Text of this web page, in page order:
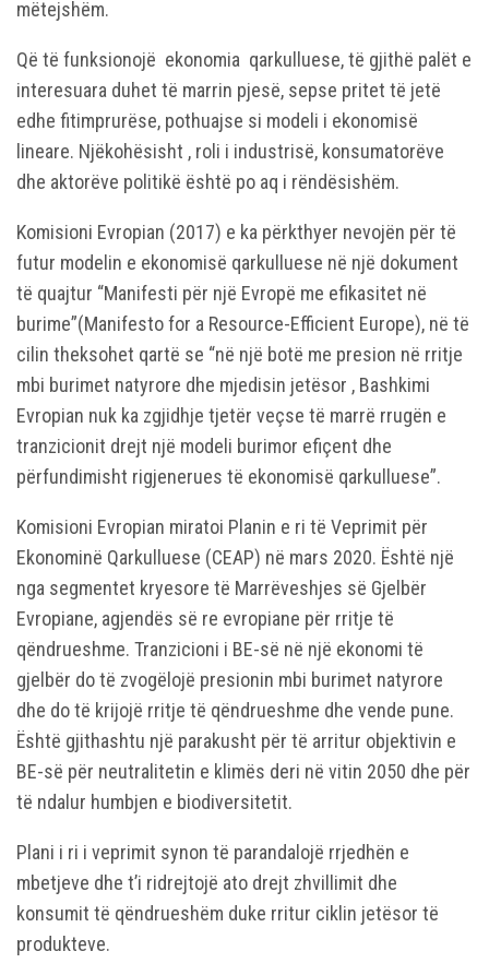
mëtejshëm.
Që të funksionojë ekonomia qarkulluese, të gjithë palët e
interesuara duhet të marrin pjesë, sepse pritet të jetë
edhe fitimprurëse, pothuajse si modeli i ekonomisë
lineare. Njëkohësisht , roli i industrisë, konsumatorëve
dhe aktorëve politikë është po aq i rëndësishëm.
Komisioni Evropian (2017) e ka përkthyer nevojën për të
futur modelin e ekonomisë qarkulluese në një dokument
të quajtur “Manifesti për një Evropë me efikasitet në
burime”(Manifesto for a Resource-Efficient Europe), në të
cilin theksohet qartë se “në një botë me presion në rritje
mbi burimet natyrore dhe mjedisin jetësor , Bashkimi
Evropian nuk ka zgjidhje tjetër veçse të marrë rrugën e
tranzicionit drejt një modeli burimor efiçent dhe
përfundimisht rigjenerues të ekonomisë qarkulluese”.
Komisioni Evropian miratoi Planin e ri të Veprimit për
Ekonominë Qarkulluese (CEAP) në mars 2020. Është një
nga segmentet kryesore të Marrëveshjes së Gjelbër
Evropiane, agjendës së re evropiane për rritje të
qëndrueshme. Tranzicioni i BE-së në një ekonomi të
gjelbër do të zvogëlojë presionin mbi burimet natyrore
dhe do të krijojë rritje të qëndrueshme dhe vende pune.
Është gjithashtu një parakusht për të arritur objektivin e
BE-së për neutralitetin e klimës deri në vitin 2050 dhe për
të ndalur humbjen e biodiversitetit.
Plani i ri i veprimit synon të parandalojë rrjedhën e
mbetjeve dhe t’i ridrejtojë ato drejt zhvillimit dhe
konsumit të qëndrueshëm duke rritur ciklin jetësor të
produkteve.